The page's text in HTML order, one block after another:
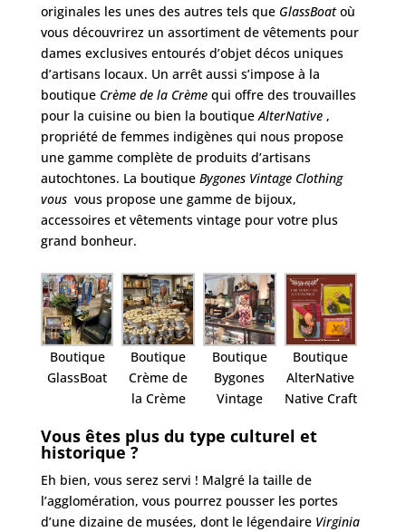
originales les unes des autres tels que GlassBoatoù
vous découvrirez un assortiment de vêtements pour
dames exclusives entourés d’objet décos uniques
d’artisans locaux. Un arrêt aussi s’impose à la
boutique Crème de la Crèmequi offre des trouvailles
pour la cuisine ou bien la boutique AlterNative ,
propriété de femmes indigènes qui nous propose
une gamme complète de produits d’artisans
autochtones. La boutiqueBygones Vintage Clothing
vous vous propose une gamme de bijoux,
accessoires et vêtements vintage pour votre plus
grand bonheur.
Boutique
GlassBoat
Boutique
Crème de
la Crème
Boutique
Bygones
Vintage
Boutique
AlterNative
Native Craft
Vous êtes plus du type culturel et
historique ?
Eh bien, vous serez servi ! Malgré la taille de
l’agglomération, vous pourrez pousser les portes
d’une dizaine de musées, dont le légendaire Virginia